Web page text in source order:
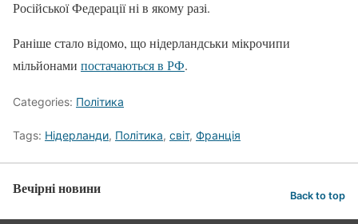
Російської Федерації ні в якому разі.
Раніше стало відомо, що нідерландськи мікрочипи
мільйонами постачаються в РФ.
Categories: Політика
Tags: Нідерланди, Політика, світ, Франція
Вечірні новини Back to top